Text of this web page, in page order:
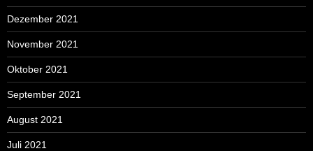
Dezember 2021
November 2021
Oktober 2021
September 2021
August 2021
Juli 2021